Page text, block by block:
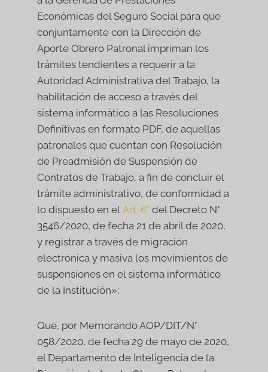
Económicas del Seguro Social para que
conjuntamente con la Dirección de
Aporte Obrero Patronal impriman los
trámites tendientes a requerir a la
Autoridad Administrativa del Trabajo, la
habilitación de acceso a través del
sistema informático a las Resoluciones
Definitivas en formato PDF, de aquellas
patronales que cuentan con Resolución
de Preadmisión de Suspensión de
Contratos de Trabajo, a fin de concluir el
trámite administrativo, de conformidad a
lo dispuesto en el Art. 6° del Decreto N°
3546/2020, de fecha 21 de abril de 2020,
y registrar a través de migración
electrónica y masiva los movimientos de
suspensiones en el sistema informático
de la Institución»;
Que, por Memorando AOP/DIT/N°
058/2020, de fecha 29 de mayo de 2020,
el Departamento de Inteligencia de la